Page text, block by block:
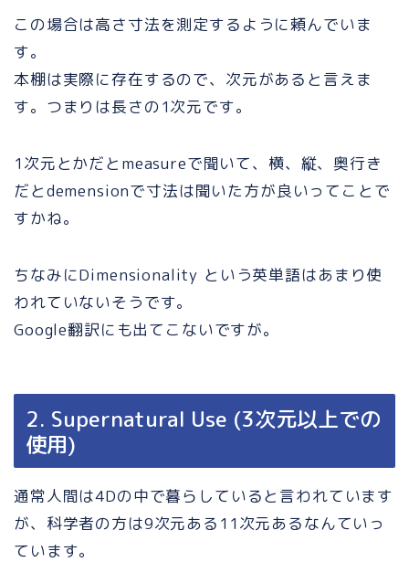
この場合は高さ寸法を測定するように頼んでいま
す。
本棚は実際に存在するので、次元があると言えま
す。つまりは長さの1次元です。
1次元とかだとmeasureで聞いて、横、縦、奥行き
だとdemensionで寸法は聞いた方が良いってことで
すかね。
ちなみにDimensionality という英単語はあまり使
われていないそうです。
Google翻訳にも出てこないですが。
2. Supernatural Use (3次元以上での
使用)
通常人間は4Dの中で暮らしていると言われています
が、科学者の方は9次元ある11次元あるなんていっ
ています。